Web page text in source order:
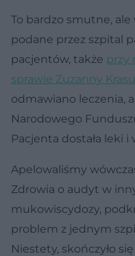
To bardzo smutne,
podane przez szpital
pacjentów, także przy
sprawie Zuzanny
odmawiano leczenia,
Narodowego
Pacjenta dostała leki i
Apelowaliśmy
Zdrowia o audyt w
mukowiscydozy,
problem z jednym
Niestety, skończyło